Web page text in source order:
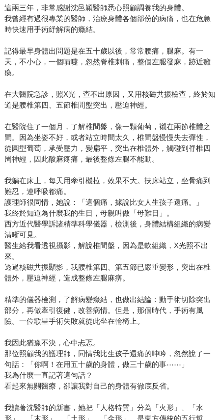
這兩三年，非常感謝沈邑穎醫師悉心照顧調養我的身體。
我曾經有過很專業的醫師，治療身體各個部份的病痛，也在危急
時快速用手術紓解病的癥結。
記得最早身體出問題是在五十歲以後，常常腰痛，腿麻。有一
天，不小心，一個噴嚏，忽然脊椎刺痛，整個左腿發麻，跡近癱
瘓。
在大醫院急診，照X光，查不出原因，又用核磁共振檢查，終於知
道是腰椎第四、五節椎間盤突出，壓迫神經。
在醫院住了一個月，了解椎間盤，像一顆葡萄，襯在兩節椎體之
間。因為坐姿不好，或者站立時間太久，椎間盤慢慢失去彈性，
從圓型葡萄，承受壓力，變扁平，突出在椎體外，觸碰到脊椎四
周神經，因此酸麻疼痛，最後整條左腿不能動。
我躺在床上，每天用牽引機拉，效果不大。扶床站立，坐骨痛到
難忍，連呼吸都痛。
護理師很同情，她說：「這個痛，據說比女人生孩子還痛。」
我終於知道為什麼我的生日，母親叫做「母難日」。
西方近代醫學訴諸精準科學儀器，檢測後，身體結構組織的病變
清晰可見。
醫生給我看透視攝影，解說椎間盤，因為是軟組織，X光照不出
來。
透過核磁共振顯影，我腰椎第四、第五節已嚴重變形，突出在椎
體外，壓迫神經，造成整條左腿麻痹。
精準的儀器檢測，了解病變癥結，也做出結論：動手術切除突出
部分，再做牽引復健，改善病情。但是，那個時代，手術有風
險。一位歌星手術失敗就從此坐在輪椅上。
我因此猶豫不決，心中忐忑。
那位照顧我的護理師，同情我比生孩子還痛的呻吟，忽然說了一
句話：「你啊！在用五十歲的身體，做三十歲的事⋯⋯」
我為什麼一直記著這句話？
看起來無關醫療，卻讓我對自己的身體有徹底反省。
我讀著沈醫師的新書，她把「人格特質」分為「火形」、「水